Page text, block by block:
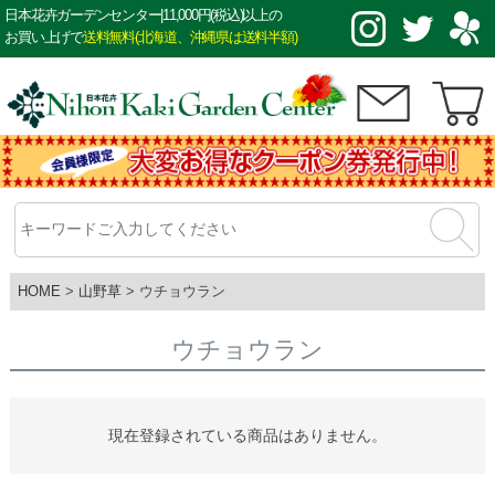
日本花卉ガーデンセンター|11,000円(税込)以上の
お買い上げで送料無料(北海道、沖縄県は送料半額)
HOME 山野草 ウチョウラン
ウチョウラン
現在登録されている商品はありません。